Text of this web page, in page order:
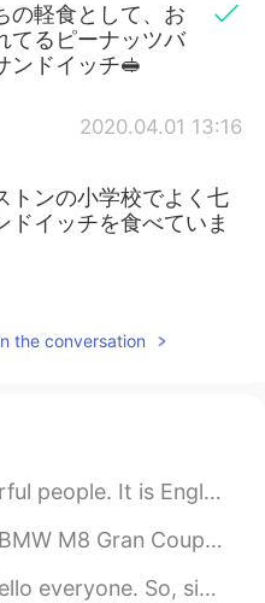
の軽食として、お
てるピーナッツバ
ンドイッチ🥪
2020.04.01 13:16
トンの小学校でよく七
ドイッチを食べていま
バター… うん、一度で
the conversation
time. Send me a message if you want to pr...
edition....oh my god.....so powerful. V8, 600 ...
teacher, I thought i would talk about some ...